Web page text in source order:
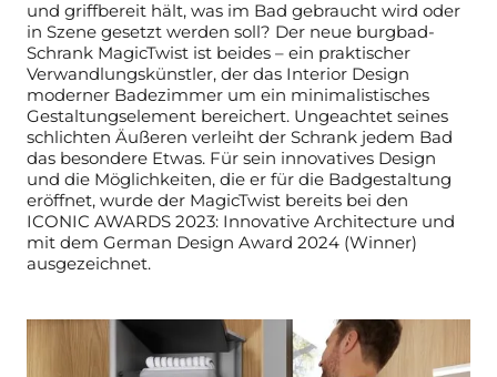
und griffbereit hält, was im Bad gebraucht wird oder
in Szene gesetzt werden soll? Der neue burgbad-
Schrank MagicTwist ist beides – ein praktischer
Verwandlungskünstler, der das Interior Design
moderner Badezimmer um ein minimalistisches
Gestaltungselement bereichert. Ungeachtet seines
schlichten Äußeren verleiht der Schrank jedem Bad
das besondere Etwas. Für sein innovatives Design
und die Möglichkeiten, die er für die Badgestaltung
eröffnet, wurde der MagicTwist bereits bei den
ICONIC AWARDS 2023: Innovative Architecture und
mit dem German Design Award 2024 (Winner)
ausgezeichnet.